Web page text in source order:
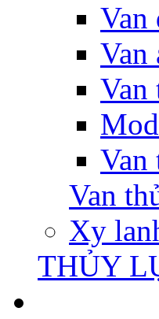
Van
Van
Van
Van
Van
Xy
THỦY